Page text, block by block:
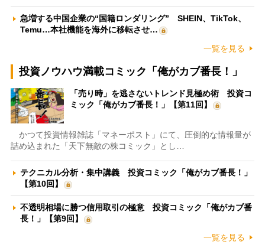
急増する中国企業の“国籍ロンダリング” SHEIN、TikTok、
Temu…本社機能を海外に移転させ…
一覧を見る
投資ノウハウ満載コミック「俺がカブ番長！」
「売り時」を逃さないトレンド見極め術 投資コ
ミック「俺がカブ番長！」【第11回】
かつて投資情報雑誌「マネーポスト」にて、圧倒的な情報量が
詰め込まれた「天下無敵の株コミック」とし…
テクニカル分析・集中講義 投資コミック「俺がカブ番長！」
【第10回】
不透明相場に勝つ信用取引の極意 投資コミック「俺がカブ番
長！」【第9回】
一覧を見る